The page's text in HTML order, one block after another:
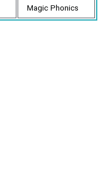
Magic Phonics